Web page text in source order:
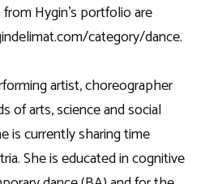
Hygin’s portfolio are
category/dance.
artist, choreographer
of arts, science and social
is currently sharing time
She is educated in cognitive